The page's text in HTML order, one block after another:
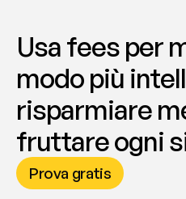
Usa fees per
modo più
risparmiare
fruttare ogni
Prova gratis